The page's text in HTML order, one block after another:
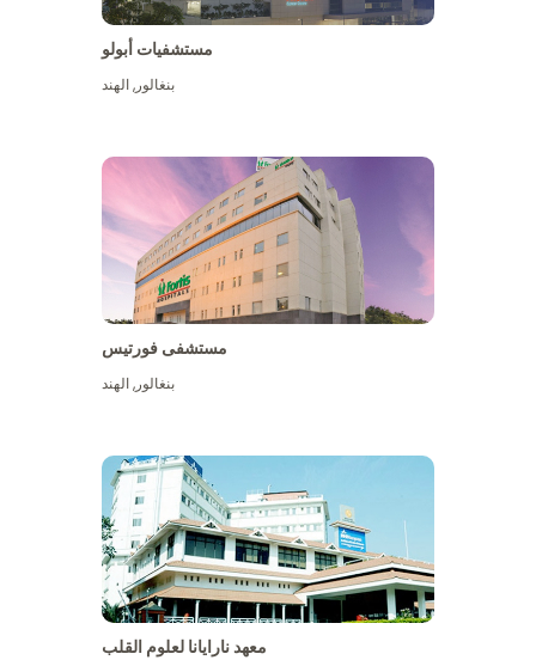
مستشفيات أبولو
بنغالور,الهند
مستشفى فورتيس
بنغالور,الهند
معهد نارايانا لعلوم القلب